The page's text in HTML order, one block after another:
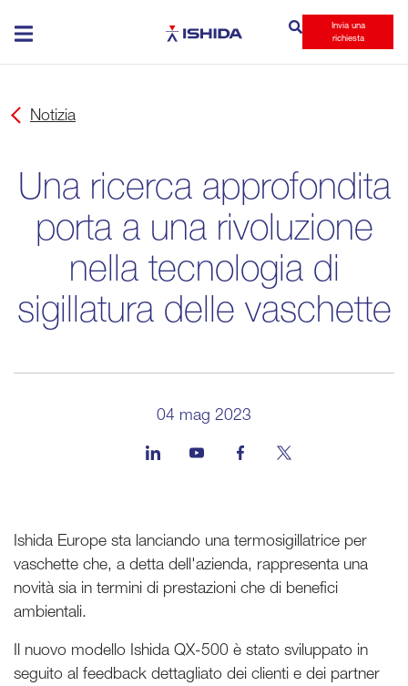
Invia una
richiesta
Notizia
Una ricerca approfondita
porta a una rivoluzione
nella tecnologia di
sigillatura delle vaschette
04 mag 2023
Ishida Europe sta lanciando una termosigillatrice per
vaschette che, a detta dell'azienda, rappresenta una
novità sia in termini di prestazioni che di benefici
ambientali.
Il nuovo modello Ishida QX-500 è stato sviluppato in
seguito al feedback dettagliato dei clienti e dei partner